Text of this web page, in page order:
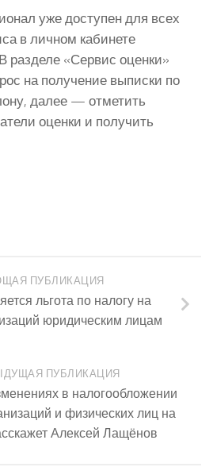
уже доступен для всех
в личном кабинете
разделе «Сервис оценки»
на получение выписки по
далее — отметить
оценки и получить
ПУБЛИКАЦИЯ
льгота по налогу на
юридическим лицам
ПУБЛИКАЦИЯ
в налогообложении
и физических лиц на
Алексей Лащёнов